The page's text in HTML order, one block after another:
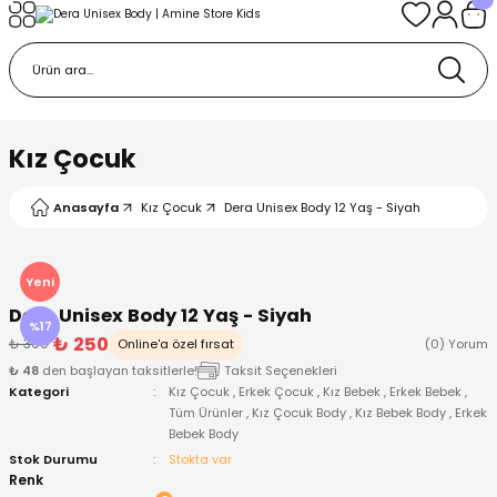
Kız Çocuk
Anasayfa Kız Çocuk Dera Unisex Body 12 Yaş - Siyah
Yeni
%17
Dera Unisex Body 12 Yaş - Siyah
₺ 300 ₺ 250 Online'a özel fırsat
(0) Yorum
₺ 48 den başlayan taksitlerle!
Taksit Seçenekleri
Kategori
Kız Çocuk , Erkek Çocuk , Kız Bebek , Erkek Bebek ,
Tüm Ürünler , Kız Çocuk Body , Kız Bebek Body , Erkek
Bebek Body
Stok Durumu
Stokta var
Renk
Giyim
Bere ve Eldiven
Bere ve Eldiven
Body
ve Patik
Çıkışı ve Zıbın Seti
Ürünleri